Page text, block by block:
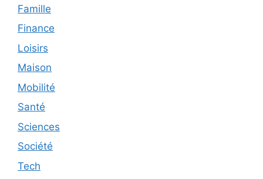
Famille
Finance
Loisirs
Maison
Mobilité
Santé
Sciences
Société
Tech